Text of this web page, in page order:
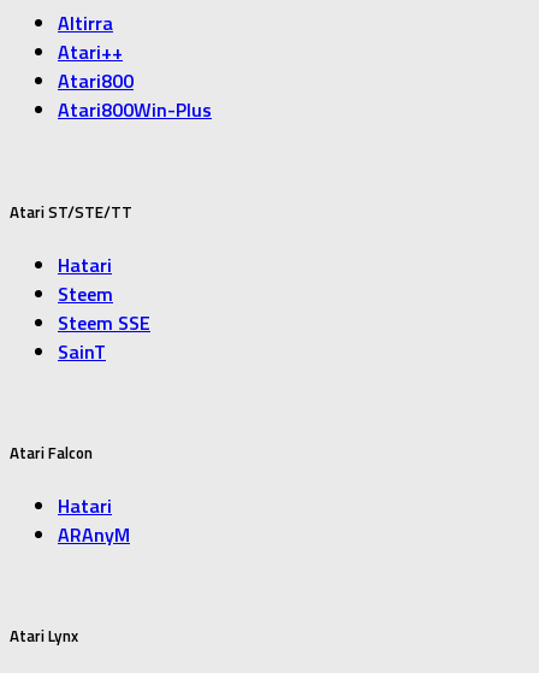
Altirra
Atari++
Atari800
Atari800Win-Plus
Atari ST/STE/TT
Hatari
Steem
Steem SSE
SainT
Atari Falcon
Hatari
ARAnyM
Atari Lynx